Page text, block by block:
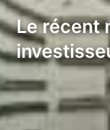
Le récent